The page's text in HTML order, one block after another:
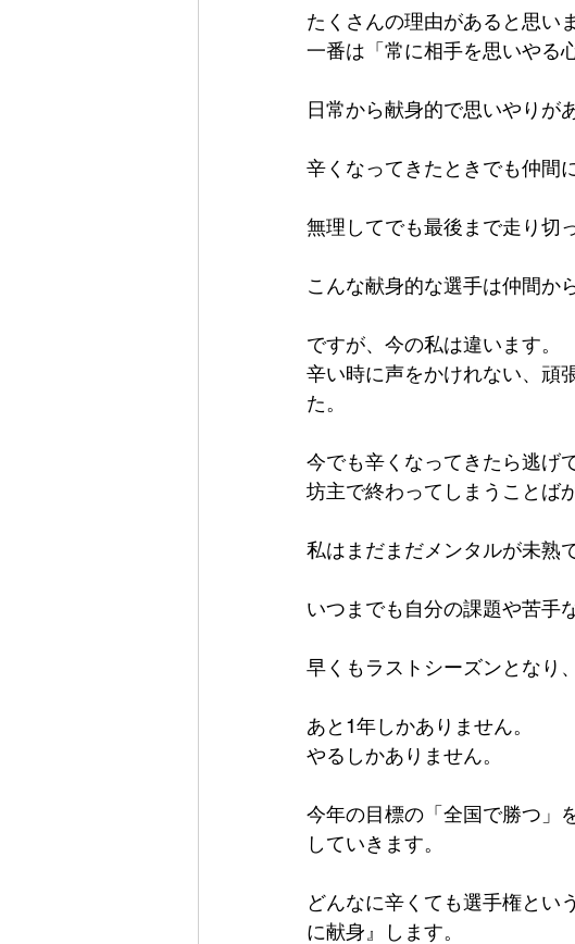
たくさんの理由があると思い
一番は「常に相手を思いやる
日常から献身的で思いやりが
辛くなってきたときでも仲間
無理してでも最後まで走り切
こんな献身的な選手は仲間か
ですが、今の私は違います。
辛い時に声をかけれない、頑
た。
今でも辛くなってきたら逃げ
坊主で終わってしまうことば
私はまだまだメンタルが未熟
いつまでも自分の課題や苦手
早くもラストシーズンとなり
あと1年しかありません。
やるしかありません。
今年の目標の「全国で勝つ」
していきます。
どんなに辛くても選手権とい
に献身』します。